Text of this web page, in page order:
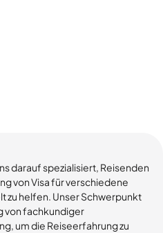
darauf spezialisiert, Reisenden
von Visa für verschiedene
zu helfen. Unser Schwerpunkt
von fachkundiger
um die Reiseerfahrung zu